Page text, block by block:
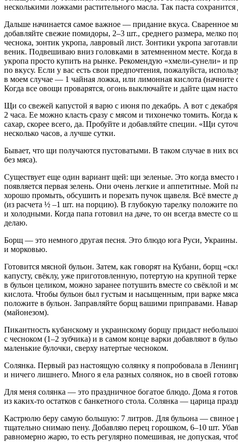
несколькими ложками растительного масла. Так паста
Дальше начинается самое важное — придание вкуса. Сваренное
добавляйте свежие помидоры, 2–3 шт., среднего размера, мелко
чеснока, зонтик укропа, лавровый лист. Зонтики укропа
веник. Подвешиваю вниз головками в затемненном месте.
укропа просто купить на рынке. Рекомендую «хмели-сунели» и
по вкусу. Если у вас есть свои предпочтения, пожалуйста,
в моем случае — 1 чайная ложка, или лимонная кислота (начните
Когда все овощи проварятся, огонь выключайте и дайте щам
Щи со свежей капустой я варю с июня по декабрь. А вот с
2 часа. Ее можно класть сразу с мясом и тихонечко томить. Когда
сахар, скорее всего, да. Пробуйте и добавляйте специи. «Щи
несколько часов, а лучше сутки.
Бывает, что щи получаются пустоватыми. В таком случае в них
без мяса).
Существует еще один вариант щей: щи зеленые. Это когда
появляется первая зелень. Они очень легкие и аппетитные. Мой
хорошо промыть, обсушить и порезать пучок щавеля. Всё
(из расчета ½ –1 шт. на порцию). В глубокую тарелку положите
и холодными. Когда папа готовил на даче, то он всегда вместе
делаю.
Борщ — это немного другая песня. Это блюдо юга Руси, Украины.
и морковью.
Готовится мясной бульон. Затем, как говорят на Кубани, борщ
капусту, свёклу, уже приготовленную, потертую на крупной
в бульон целиком, можно заранее потушить вместе со свёклой и
кислота. Чтобы бульон был густым и насыщенным, при варке
положите в бульон. Заправляйте борщ вашими приправами.
(майонезом).
Пикантность кубанскому и украинскому борщу придаст
с чесноком (1–2 зубчика) и в самом конце варки добавляют в
маленькие булочки, сверху натертые чесноком.
Солянка. Первый раз настоящую солянку я попробовала в
и ничего лишнего. Много я ела разных солянок, но в своей
Для меня солянка — это праздничное богатое блюдо. Дома я
из каких-то остатков с банкетного стола. Солянка — царица
Кастрюлю беру самую большую: 7 литров. Для бульона —
тщательно снимаю пену. Добавляю перец горошком, 6–10 шт.
равномерно жарю, то есть регулярно помешивая, не допуская,